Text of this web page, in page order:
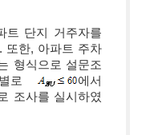
트 단지 거주자를
또한, 아파트 주차
형식으로 설문조
로
에서
조사를 실시하였